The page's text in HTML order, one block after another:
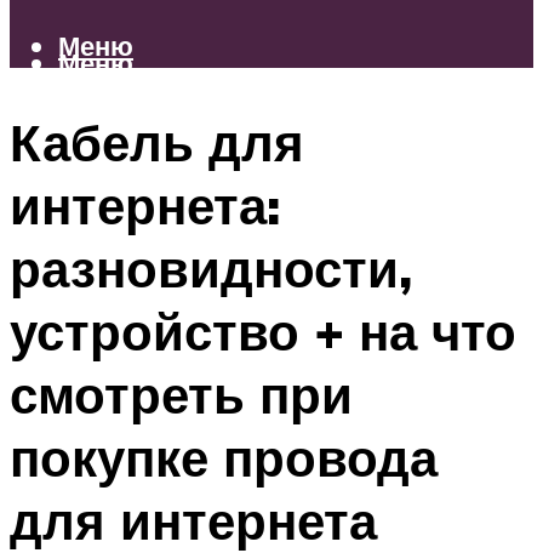
Меню
Меню
Кабель для
интернета:
разновидности,
устройство + на что
смотреть при
покупке провода
для интернета